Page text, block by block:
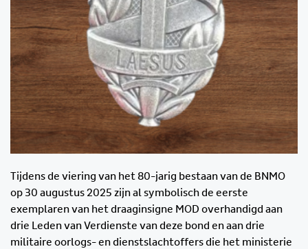
Tijdens de viering van het 80-jarig bestaan van de BNMO
op 30 augustus 2025 zijn al symbolisch de eerste
exemplaren van het draaginsigne MOD overhandigd aan
drie Leden van Verdienste van deze bond en aan drie
militaire oorlogs- en dienstslachtoffers die het ministerie